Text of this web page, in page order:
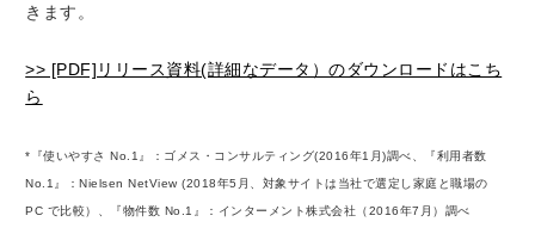
きます。
>> [PDF]リリース資料(詳細なデータ）のダウンロードはこち
ら
*『使いやすさ No.1』：ゴメス・コンサルティング(2016年1月)調べ、『利用者数
No.1』：Nielsen NetView (2018年5月、対象サイトは当社で選定し家庭と職場の
PC で比較）、『物件数 No.1』：インターメント株式会社（2016年7月）調べ